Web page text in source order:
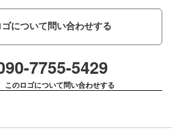
ゴについて問い合わせする
7755-5429
このロゴについて問い合わせする